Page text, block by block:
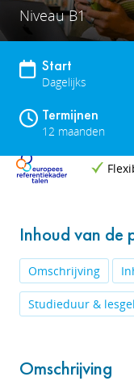
Niveau B1
Start
Dagelijks
Termijnen
12 maanden
Inhoud van de
Omschrijving
Studieduur &
Omschrijving